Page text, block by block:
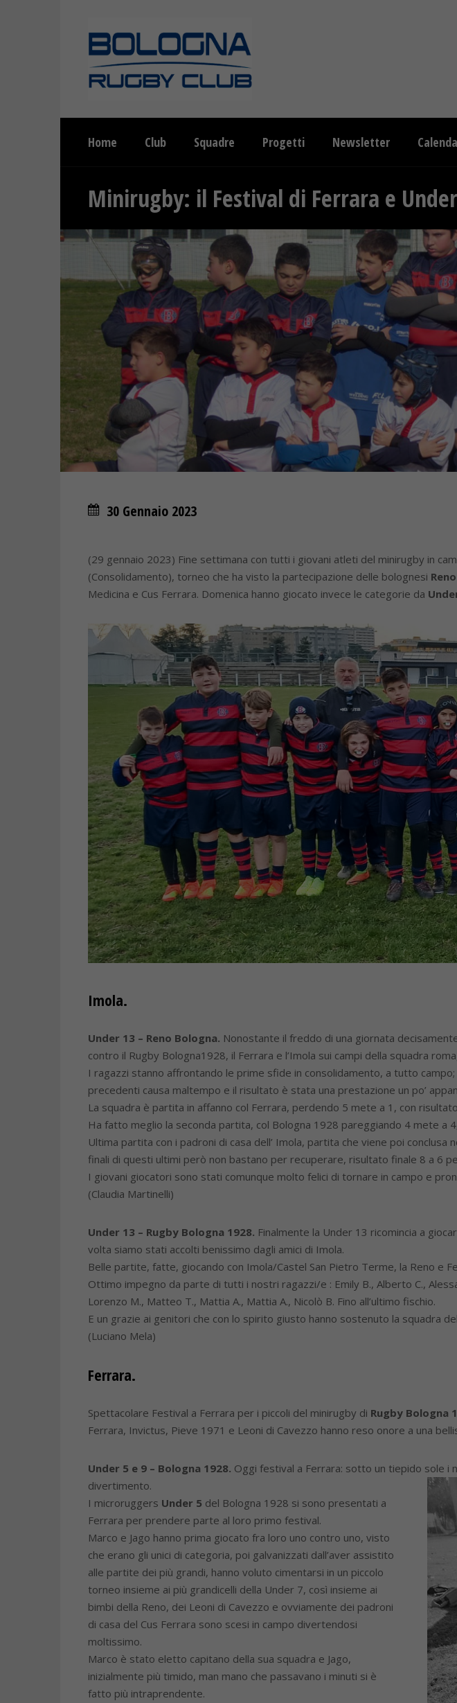
Home Club Squadre Progetti Newsletter
Minirugby: il Festival di Ferrara e
30 Gennaio 2023
(29 gennaio 2023) Fine settimana con tutti i giovani atleti del minirugby in
(Consolidamento), torneo che ha visto la partecipazione delle bolognesi
Medicina e Cus Ferrara. Domenica hanno giocato invece le categorie da
Imola.
Under 13 – Reno Bologna. Nonostante il freddo di una giornata
contro il Rugby Bologna1928, il Ferrara e l’Imola sui campi della squadra
I ragazzi stanno affrontando le prime sfide in consolidamento, a tutto
precedenti causa maltempo e il risultato è stata una prestazione un po’
La squadra è partita in affanno col Ferrara, perdendo 5 mete a 1, con
Ha fatto meglio la seconda partita, col Bologna 1928 pareggiando 4 mete a
Ultima partita con i padroni di casa dell’ Imola, partita che viene poi
finali di questi ultimi però non bastano per recuperare, risultato finale 8 a 6
I giovani giocatori sono stati comunque molto felici di tornare in campo e
(Claudia Martinelli)
Under 13 – Rugby Bologna 1928. Finalmente la Under 13 ricomincia a
volta siamo stati accolti benissimo dagli amici di Imola.
Belle partite, fatte, giocando con Imola/Castel San Pietro Terme, la Reno e
Ottimo impegno da parte di tutti i nostri ragazzi/e : Emily B., Alberto C.,
Lorenzo M., Matteo T., Mattia A., Mattia A., Nicolò B. Fino all’ultimo fischio.
E un grazie ai genitori che con lo spirito giusto hanno sostenuto la squadra
(Luciano Mela)
Ferrara.
Spettacolare Festival a Ferrara per i piccoli del minirugby di Rugby Bologna
Ferrara, Invictus, Pieve 1971 e Leoni di Cavezzo hanno reso onore a una
Under 5 e 9 – Bologna 1928. Oggi festival a Ferrara: sotto un tiepido sole i
divertimento.
I microruggers Under 5 del Bologna 1928 si sono presentati a
Ferrara per prendere parte al loro primo festival.
Marco e Jago hanno prima giocato fra loro uno contro uno, visto
che erano gli unici di categoria, poi galvanizzati dall’aver assistito
alle partite dei più grandi, hanno voluto cimentarsi in un piccolo
torneo insieme ai più grandicelli della Under 7, così insieme ai
bimbi della Reno, dei Leoni di Cavezzo e ovviamente dei padroni
di casa del Cus Ferrara sono scesi in campo divertendosi
moltissimo.
Marco è stato eletto capitano della sua squadra e Jago,
inizialmente più timido, man mano che passavano i minuti si è
fatto più intraprendente.